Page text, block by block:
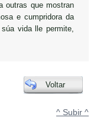
outras que mostran
e cumpridora da
vida lle permite,
Voltar
^ Subir ^